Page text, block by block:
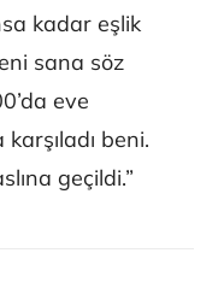
kadar eşlik
sana söz
eve
beni.
geçildi.”